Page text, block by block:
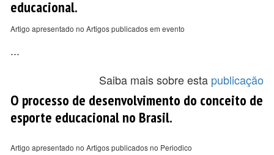
educacional.
Artigo apresentado no Artigos publicados em evento
...
Saiba mais sobre esta publicação
O processo de desenvolvimento do conceito de
esporte educacional no Brasil.
Artigo apresentado no Artigos publicados no Periodico